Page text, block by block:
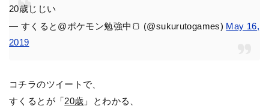
20歳じじい
— すくると@ポケモン勉強中🍞 (@sukurutogames) May 16,
2019
コチラのツイートで、
すくるとが「20歳 」とわかる、